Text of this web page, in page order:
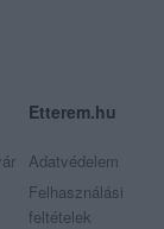
Etterem.hu
Adatvédelem
Felhasználási
feltételek